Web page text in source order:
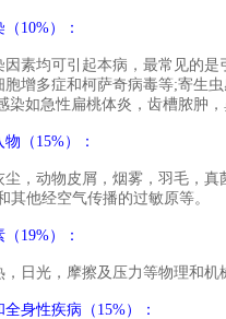
10%）：
因素均可引起本病，最常见的
胞增多症和柯萨奇病毒等;寄生
染如急性扁桃体炎，齿槽脓肿
（15%）：
尘，动物皮屑，烟雾，羽毛，
其他经空气传播的过敏原等。
19%）：
，日光，摩擦及压力等物理和机
身性疾病（15%）：